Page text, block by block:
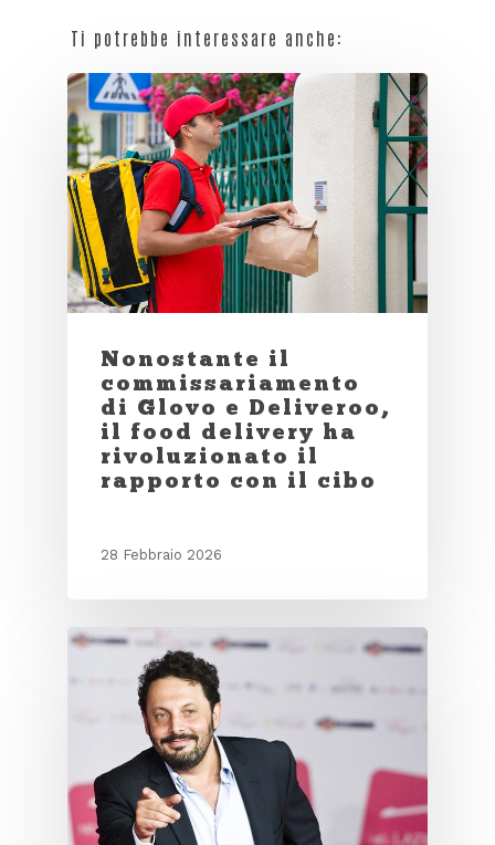
Ti potrebbe interessare anche:
Nonostante il
commissariamento
di Glovo e Deliveroo,
il food delivery ha
rivoluzionato il
rapporto con il cibo
28 Febbraio 2026